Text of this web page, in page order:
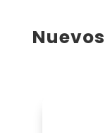
Nuevos